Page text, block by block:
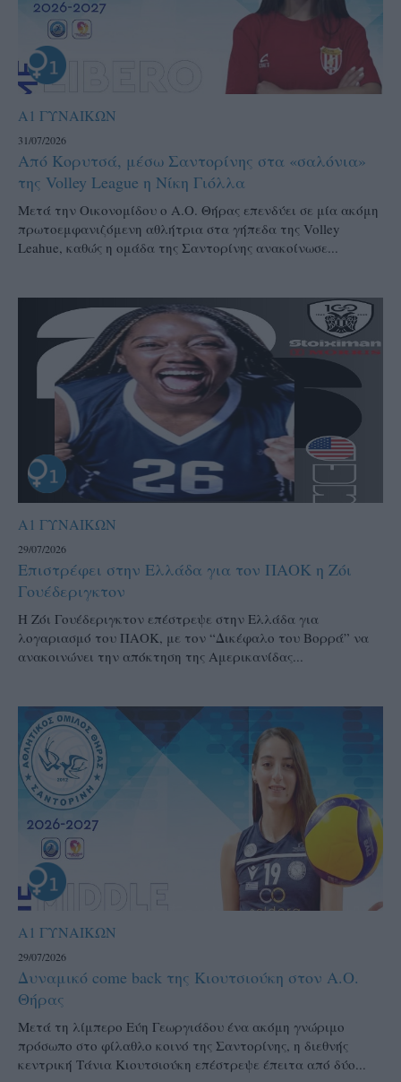
Α1 ΓΥΝΑΙΚΩΝ
31/07/2026
Από Κορυτσά, μέσω Σαντορίνης στα «σαλόνια»
της Volley League η Νίκη Γιόλλα
Μετά την Οικονομίδου ο Α.Ο. Θήρας επενδύει σε μία ακόμη
πρωτοεμφανιζόμενη αθλήτρια στα γήπεδα της Volley
Leahue, καθώς η ομάδα της Σαντορίνης ανακοίνωσε...
Α1 ΓΥΝΑΙΚΩΝ
29/07/2026
Επιστρέφει στην Ελλάδα για τον ΠΑΟΚ η Ζόι
Γουέδεριγκτον
Η Ζόι Γουέδεριγκτον επέστρεψε στην Ελλάδα για
λογαριασμό του ΠΑΟΚ, με τον “Δικέφαλο του Βορρά” να
ανακοινώνει την απόκτηση της Αμερικανίδας...
Α1 ΓΥΝΑΙΚΩΝ
29/07/2026
Δυναμικό come back της Κιουτσιούκη στον Α.Ο.
Θήρας
Μετά τη λίμπερο Εύη Γεωργιάδου ένα ακόμη γνώριμο
πρόσωπο στο φίλαθλο κοινό της Σαντορίνης, η διεθνής
κεντρική Τάνια Κιουτσιούκη επέστρεψε έπειτα από δύο...